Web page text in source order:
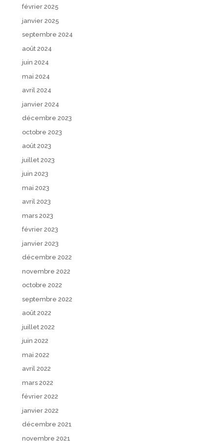
février 2025
janvier 2025
septembre 2024
août 2024
juin 2024
mai 2024
avril 2024
janvier 2024
décembre 2023
octobre 2023
août 2023
juillet 2023
juin 2023
mai 2023
avril 2023
mars 2023
février 2023
janvier 2023
décembre 2022
novembre 2022
octobre 2022
septembre 2022
août 2022
juillet 2022
juin 2022
mai 2022
avril 2022
mars 2022
février 2022
janvier 2022
décembre 2021
novembre 2021